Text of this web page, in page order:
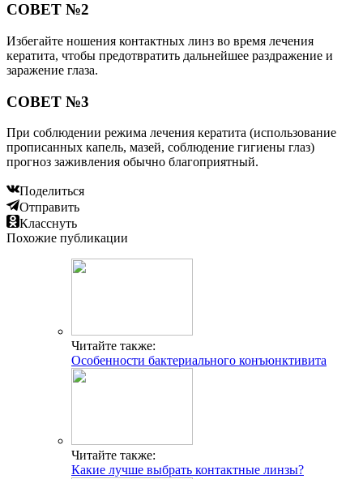
СОВЕТ №2
Избегайте ношения контактных линз во время лечения
кератита, чтобы предотвратить дальнейшее раздражение и
заражение глаза.
СОВЕТ №3
При соблюдении режима лечения кератита (использование
прописанных капель, мазей, соблюдение гигиены глаз)
прогноз заживления обычно благоприятный.
Поделиться
Отправить
Класснуть
Похожие публикации
Читайте также:
Особенности бактериального конъюнктивита
Читайте также:
Какие лучше выбрать контактные линзы?